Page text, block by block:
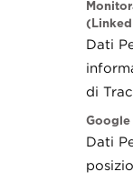
Dati
di
Google
Dati